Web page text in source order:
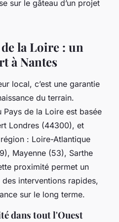
sur le gâteau d’un projet
la Loire : un
à Nantes
local, c’est une garantie
du terrain.
Pays de la Loire est basée
Londres (44300), et
: Loire-Atlantique
Mayenne (53), Sarthe
proximité permet un
interventions rapides,
sur le long terme.
dans tout l'Ouest